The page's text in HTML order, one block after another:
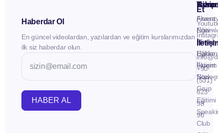
Haberdar Ol
En güncel videolardan, yazılardan ve eğitim kurslarımızdan
ilk siz haberdar olun.
HABER AL
İletişim
Fluent
Now -
Birebir
Eğitim
Fluent
Now -
Grup
Eğitimi
Club
Takip
Et
+90
(531)
623
98
90